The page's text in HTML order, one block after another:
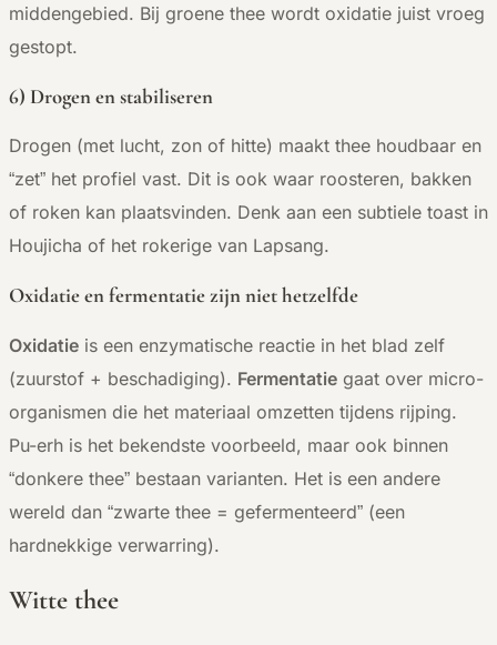
middengebied. Bij groene thee wordt oxidatie juist vroeg
gestopt.
6) Drogen en stabiliseren
Drogen (met lucht, zon of hitte) maakt thee houdbaar en
“zet” het profiel vast. Dit is ook waar roosteren, bakken
of roken kan plaatsvinden. Denk aan een subtiele toast in
Houjicha of het rokerige van Lapsang.
Oxidatie en fermentatie zijn niet hetzelfde
Oxidatie is een enzymatische reactie in het blad zelf
(zuurstof + beschadiging). Fermentatie gaat over micro-
organismen die het materiaal omzetten tijdens rijping.
Pu-erh is het bekendste voorbeeld, maar ook binnen
“donkere thee” bestaan varianten. Het is een andere
wereld dan “zwarte thee = gefermenteerd” (een
hardnekkige verwarring).
Witte thee